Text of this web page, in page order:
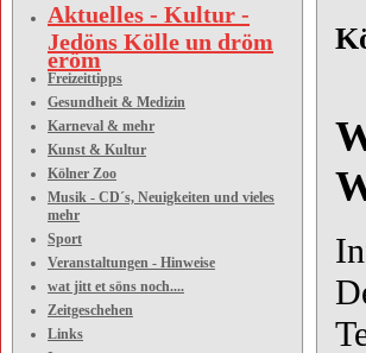
Aktuelles - Kultur -
Jedöns Kölle un dröm
eröm
Freizeittipps
Gesundheit & Medizin
Karneval & mehr
Kunst & Kultur
Kölner Zoo
Musik - CD´s, Neuigkeiten und vieles
mehr
Sport
Veranstaltungen - Hinweise
wat jitt et söns noch....
Zeitgeschehen
Links